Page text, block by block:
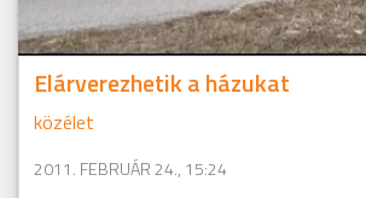
Elárverezhetik a házukat
közélet
2011. FEBRUÁR 24., 15:24